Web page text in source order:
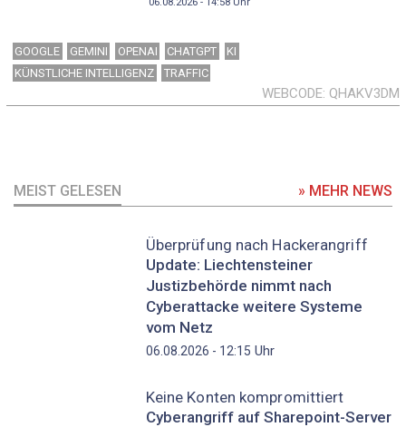
06.08.2026 - 14:58Uhr
GOOGLE GEMINI OPENAI CHATGPT
KI
KÜNSTLICHE INTELLIGENZ
TRAFFIC
WEBCODE QHAKV3DM
MEIST GELESEN » MEHR NEWS
Überprüfung nach Hackerangriff
Update: Liechtensteiner
Justizbehörde nimmt nach
Cyberattacke weitere Systeme
vom Netz
06.08.2026 - 12:15 Uhr
Keine Konten kompromittiert
Cyberangriff auf Sharepoint-Server